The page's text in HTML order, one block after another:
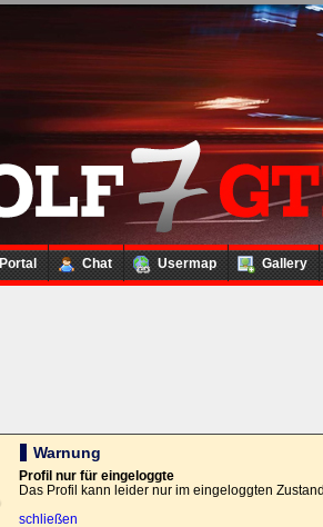
Portal Chat Usermap Gallery
Loginbox
Trage
bitte
in
die
nachfolgenden
Felder
Deinen
Benutzernamen
und
Kennwort
ein,
um
Bei jedem Besuch
automatisch einloggen.
Warnung
Profil nur für eingeloggte
Das Profil kann leider nur im eingeloggten
schließen